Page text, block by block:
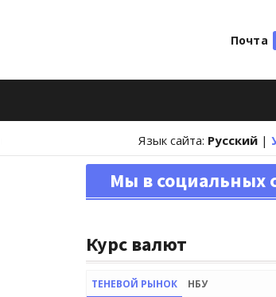
Почта
Язык сайта: Русский |
Мы в социальных
Курс валют
ТЕНЕВОЙ РЫНОК НБУ